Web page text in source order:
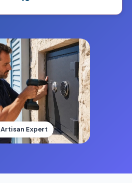
Artisan Expert